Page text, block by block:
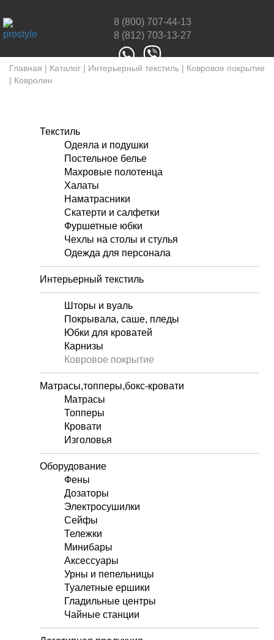
8 (800) 707-44-13
8 (812) 703-13-27
Главная | Каталог | Интерьерный текстиль | Ковровое покрытие
| Ковролин
Текстиль
Одеяла и подушки
Постельное белье
Махровые полотенца
Халаты
Наматрасники
Скатерти и салфетки
Фуршетные юбки
Чехлы на столы и стулья
Одежда для персонала
Интерьерный текстиль
Шторы и вуаль
Покрывала, саше, пледы
Юбки для кроватей
Карнизы
Ковровое покрытие
Матрасы,топперы,бокс-кровати
Матрасы
Топперы
Кровати
Изголовья
Оборудование
Фены
Дозаторы
Электросушилки
Сейфы
Тележки
Минибары
Аксессуары
Урны и пепельницы
Туалетные ершики
Гладильные центры
Чайные станции